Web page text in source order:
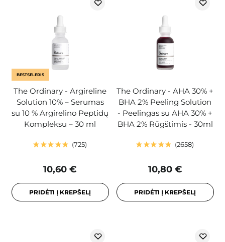
BESTSELERIS
The Ordinary - Argireline
Solution 10% – Serumas
su 10 % Argirelino Peptidų
Kompleksu – 30 ml
725
10,60 €
PRIDĖTI Į KREPŠELĮ
The Ordinary - AHA 30% +
BHA 2% Peeling Solution
- Peelingas su AHA 30% +
BHA 2% Rūgštimis - 30ml
2658
10,80 €
PRIDĖTI Į KREPŠELĮ